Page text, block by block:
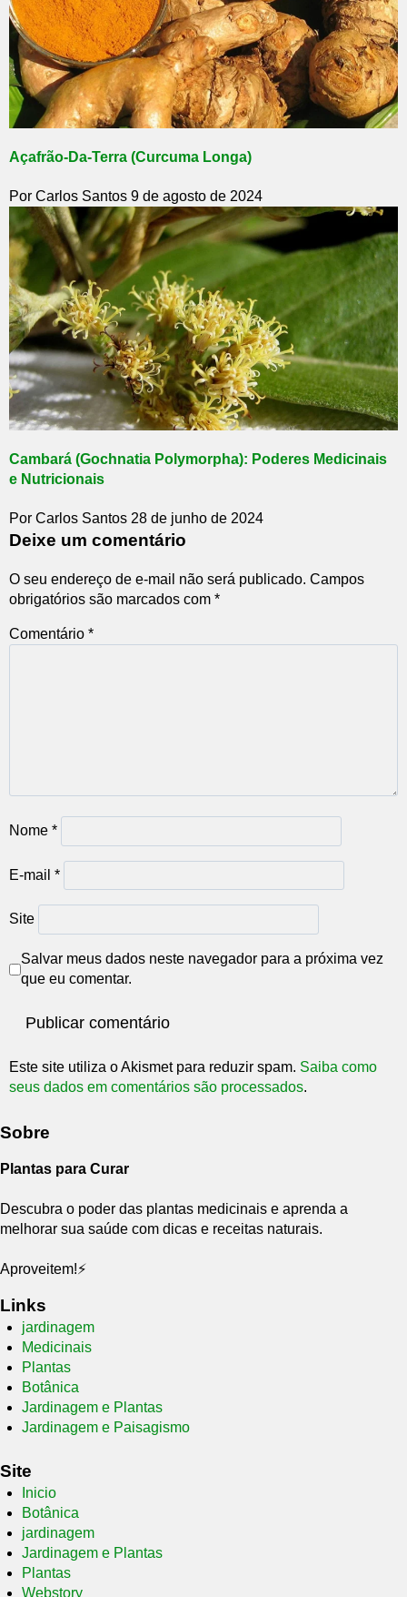
Açafrão-Da-Terra (Curcuma Longa)
Por Carlos Santos 9 de agosto de 2024
Cambará (Gochnatia Polymorpha): Poderes Medicinais
e Nutricionais
Por Carlos Santos 28 de junho de 2024
Deixe um comentário
O seu endereço de e-mail não será publicado. Campos
obrigatórios são marcados com *
Comentário *
Nome *
E-mail *
Site
Salvar meus dados neste navegador para a próxima vez
que eu comentar.
Este site utiliza o Akismet para reduzir spam. Saiba como
seus dados em comentários são processados.
Sobre
Plantas para Curar
Descubra o poder das plantas medicinais e aprenda a
melhorar sua saúde com dicas e receitas naturais.
Aproveitem!⚡
Links
jardinagem
Medicinais
Plantas
Botânica
Jardinagem e Plantas
Jardinagem e Paisagismo
Site
Inicio
Botânica
jardinagem
Jardinagem e Plantas
Plantas
Webstory